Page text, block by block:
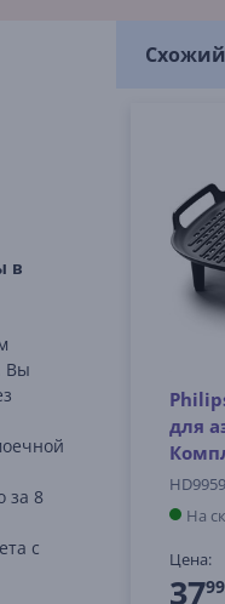
в
Вы
за 8
с
для
На
Цена:
37